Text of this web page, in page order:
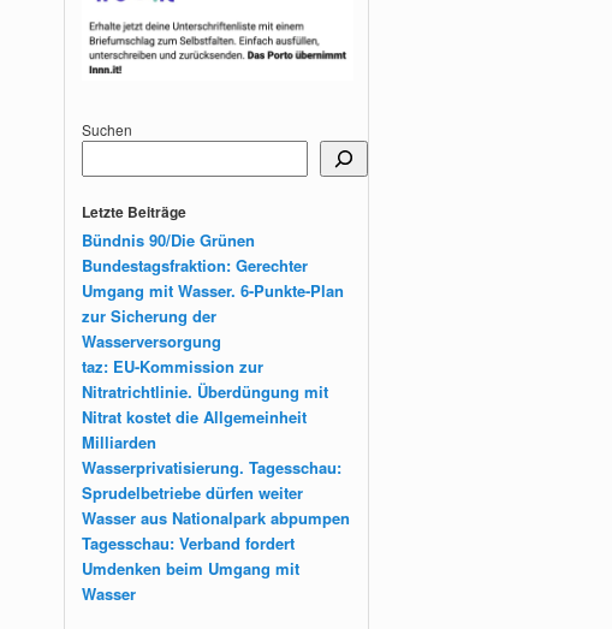
Suchen
Letzte Beiträge
Bündnis 90/Die Grünen
Bundestagsfraktion: Gerechter
Umgang mit Wasser. 6-Punkte-Plan
zur Sicherung der
Wasserversorgung
taz: EU-Kommission zur
Nitratrichtlinie. Überdüngung mit
Nitrat kostet die Allgemeinheit
Milliarden
Wasserprivatisierung. Tagesschau:
Sprudelbetriebe dürfen weiter
Wasser aus Nationalpark abpumpen
Tagesschau: Verband fordert
Umdenken beim Umgang mit
Wasser